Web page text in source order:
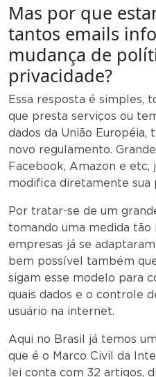
Mas por que
tantos emails
mudança de
privacidade?
Essa resposta é simples,
que presta serviços ou
dados da União Européia,
novo regulamento.
Facebook, Amazon e etc,
modifica diretamente sua
Por tratar-se de um
tomando uma medida
empresas já se
bem possível também
sigam esse modelo para
quais dados e o controle
usuário na internet.
Aqui no Brasil já temos
que é o Marco Civil da
lei conta com 32 artigos,